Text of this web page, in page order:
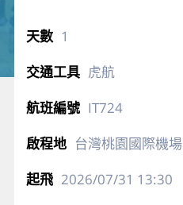
1
虎航
IT724
台灣桃園國際機場
2026/07/31 13:30